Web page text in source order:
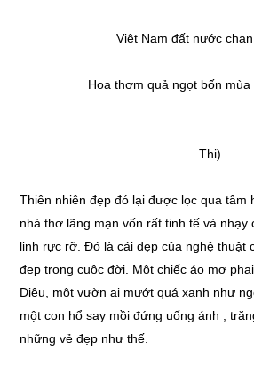
Việt Nam đất nước chan
Hoa thơm quả ngọt bốn mùa
Thi)
Thiên nhiên đẹp đó lại được lọc qua tâm
nhà thơ lãng mạn vốn rất tinh tế và nhạy
linh rực rỡ. Đó là cái đẹp của nghệ thuật
đẹp trong cuộc đời. Một chiếc áo mơ
Diệu, một vườn ai mướt quá xanh như
một con hổ say mồi đứng uống ánh ,
những vẻ đẹp như thế.